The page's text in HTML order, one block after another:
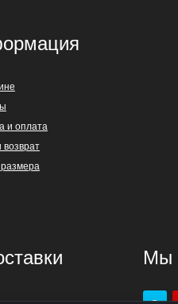
и оплата
Мы